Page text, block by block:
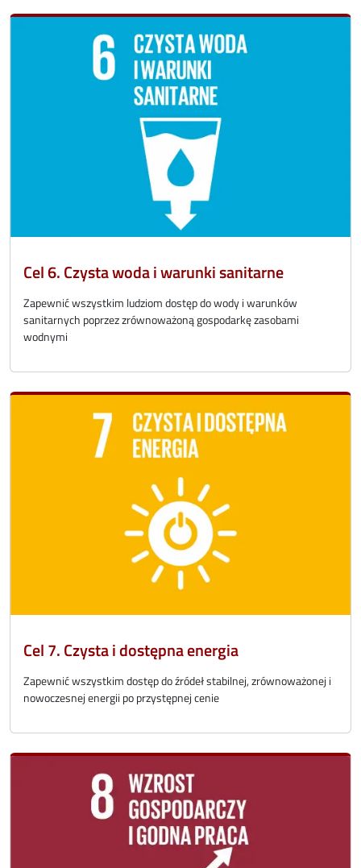
Cel 6. Czysta woda i warunki sanitarne
Zapewnić wszystkim ludziom dostęp do wody i warunków
sanitarnych poprzez zrównoważoną gospodarkę zasobami
wodnymi
Cel 7. Czysta i dostępna energia
Zapewnić wszystkim dostęp do źródeł stabilnej, zrównoważonej i
nowoczesnej energii po przystępnej cenie